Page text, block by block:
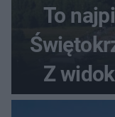
To
Z
szczyt